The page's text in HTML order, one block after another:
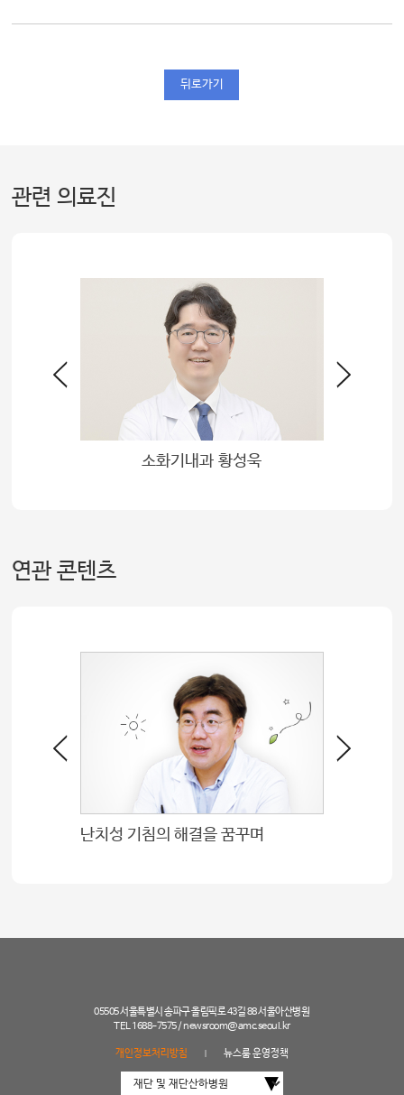
뒤로가기
관련 의료진
소화기내과 황성욱
연관 콘텐츠
난치성 기침의 해결을 꿈꾸며
05505 서울특별시 송파구 올림픽로 43길 88 서울아산병원
TEL 1688-7575 /newsroom@amc.seoul.kr
개인정보처리방침 뉴스룸 운영정책